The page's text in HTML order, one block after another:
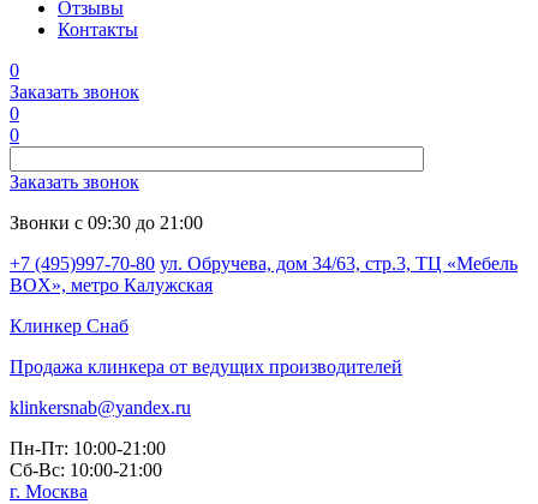
Отзывы
Контакты
0
Заказать звонок
0
0
Заказать звонок
Звонки с 09:30 до 21:00
+7 (495)997-70-80 ул. Обручева, дом 34/63, стр.3, ТЦ «Мебель
BOX», метро Калужская
Клинкер Снаб
Продажа клинкера от ведущих производителей
klinkersnab@yandex.ru
Пн-Пт: 10:00-21:00
Сб-Вс: 10:00-21:00
г. Москва